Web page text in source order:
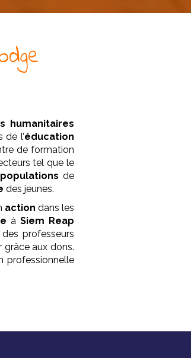
humanitaires
de l’éducation
de formation
tel que le
populations de
des jeunes.
action dans les
à Siem Reap
professeurs
aux dons.
professionnelle